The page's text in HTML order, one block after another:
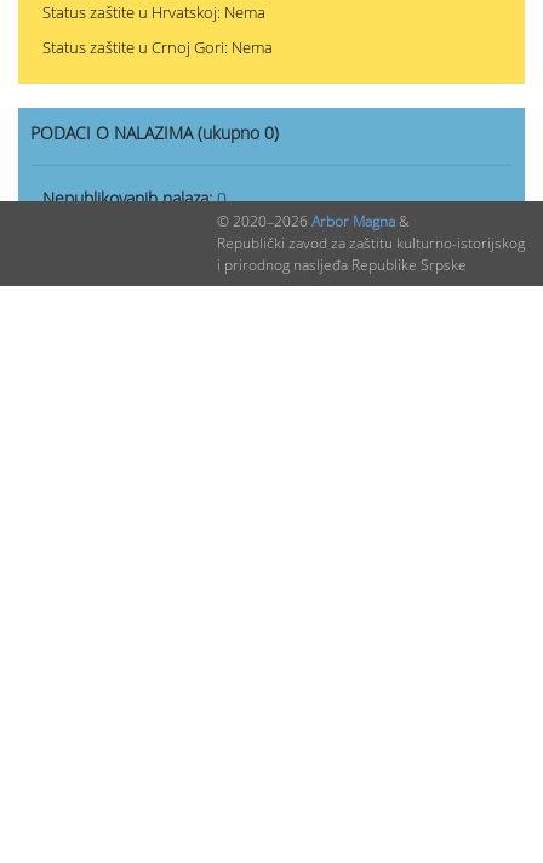
Status zaštite u Hrvatskoj: Nema
Status zaštite u Crnoj Gori: Nema
PODACI O NALAZIMA (ukupno 0)
Nepublikovanih nalaza:0
© 2020–2026 Arbor Magna&
Republički zavod za zaštitu kulturno-istorijskog
i prirodnog nasljeđa Republike Srpske